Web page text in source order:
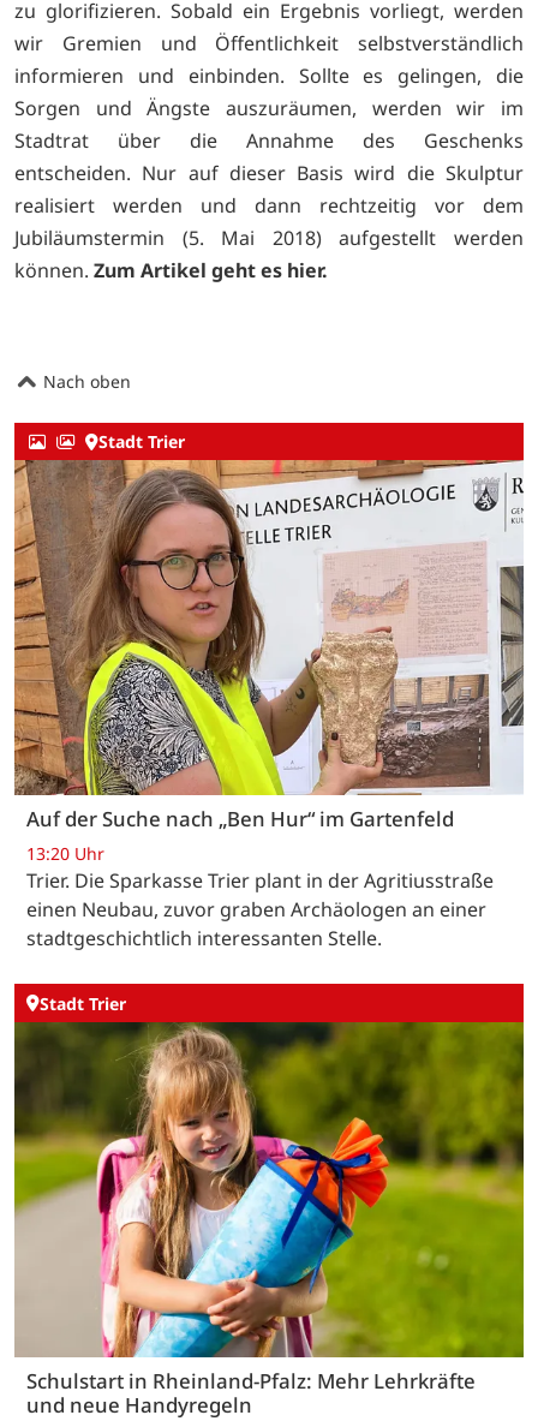
zu glorifizieren. Sobald ein Ergebnis vorliegt, werden
wir Gremien und Öffentlichkeit selbstverständlich
informieren und einbinden. Sollte es gelingen, die
Sorgen und Ängste auszuräumen, werden wir im
Stadtrat über die Annahme des Geschenks
entscheiden. Nur auf dieser Basis wird die Skulptur
realisiert werden und dann rechtzeitig vor dem
Jubiläumstermin (5. Mai 2018) aufgestellt werden
können. Zum Artikel geht es hier.
Nach oben
Stadt Trier
Auf der Suche nach „Ben Hur“ im Gartenfeld
13:20 Uhr
Trier. Die Sparkasse Trier plant in der Agritiusstraße
einen Neubau, zuvor graben Archäologen an einer
stadtgeschichtlich interessanten Stelle.
Stadt Trier
Schulstart in Rheinland-Pfalz: Mehr Lehrkräfte
und neue Handyregeln